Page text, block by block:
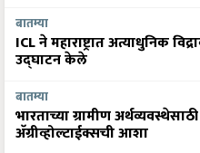
बातम्या
ICL ने महाराष्ट्रात अत्याधुनिक
उद्घाटन केले
बातम्या
भारताच्या ग्रामीण
अ‍ॅग्रीव्होल्टाईक्सची आशा